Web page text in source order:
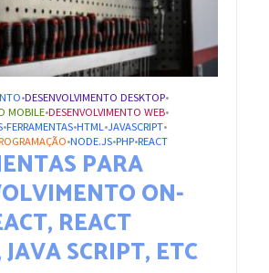
•DESENVOLVIMENTO DESKTOP•
MOBILE•DESENVOLVIMENTO WEB•
•FERRAMENTAS•HTML •JAVASCRIPT•
•NODE.JS•PHP•REACT
PARA
ON-
REACT
SCRIPT, ETC